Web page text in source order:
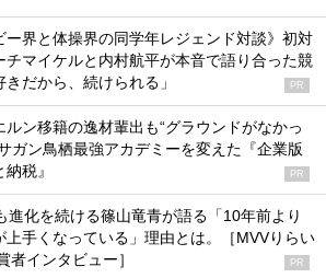
ー界と体操界の同学年レジェンド対談》初対
チマイケルと内村航平が本音で語り合った競
きだから、続けられる」
PR
ルン移籍の逸材輩出も“グラウンドがなかっ
ガン鳥栖最強アカデミーを変えた『企業版
税』
PR
進化を続ける篠山竜青が語る「10年前より
上手くなっている」理由とは。［MVVりらい
者インタビュー］
PR